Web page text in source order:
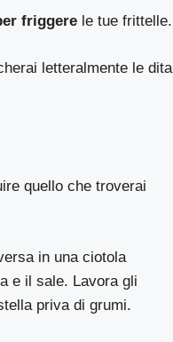
friggere le tue frittelle.
letteralmente le dita
quello che troverai
in una ciotola
e il sale. Lavora gli
priva di grumi.